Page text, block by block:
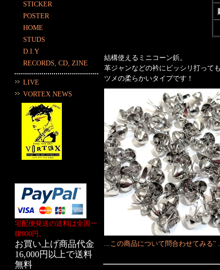
STICKER
POSTER
HOME
STUDS
D.I.Y
RECORDS, CD, ZINE
LIVE
VORTEX NEWS
宅配便発送の送料は全国一
律800円。
お買い上げ商品代金
16,000円以上で送料
無料
結構使えるミニコーン鋲。
革ジャンなどの衿にビッシリ打って
ツメの柔らかいタイプです！
...この商品について問合わせてみる"